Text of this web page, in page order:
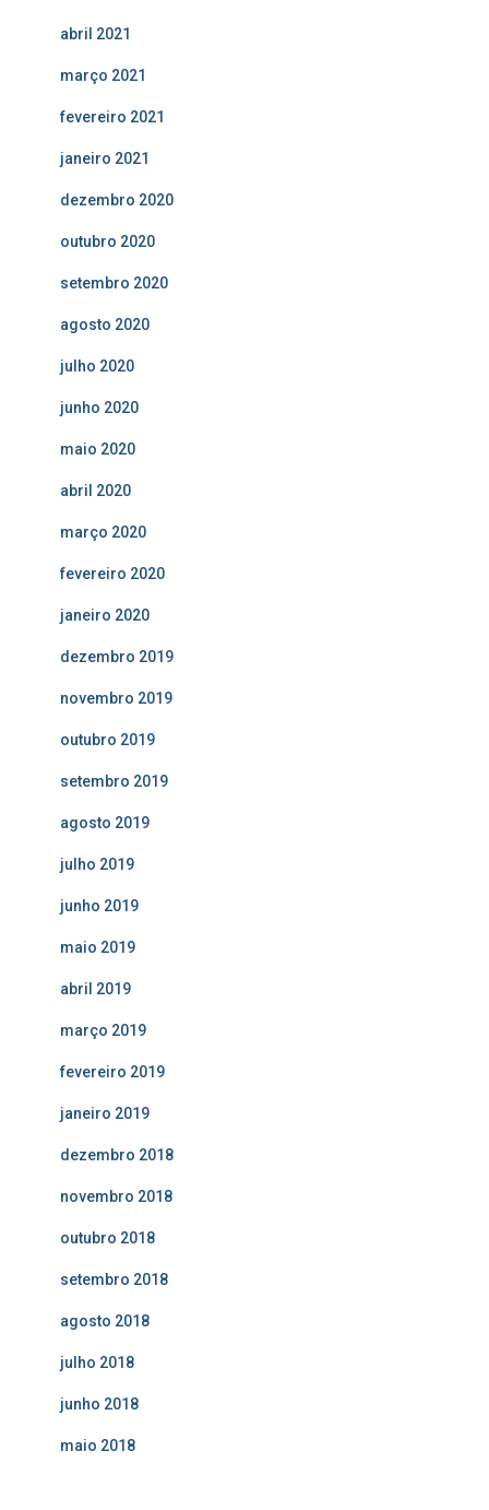
abril 2021
março 2021
fevereiro 2021
janeiro 2021
dezembro 2020
outubro 2020
setembro 2020
agosto 2020
julho 2020
junho 2020
maio 2020
abril 2020
março 2020
fevereiro 2020
janeiro 2020
dezembro 2019
novembro 2019
outubro 2019
setembro 2019
agosto 2019
julho 2019
junho 2019
maio 2019
abril 2019
março 2019
fevereiro 2019
janeiro 2019
dezembro 2018
novembro 2018
outubro 2018
setembro 2018
agosto 2018
julho 2018
junho 2018
maio 2018